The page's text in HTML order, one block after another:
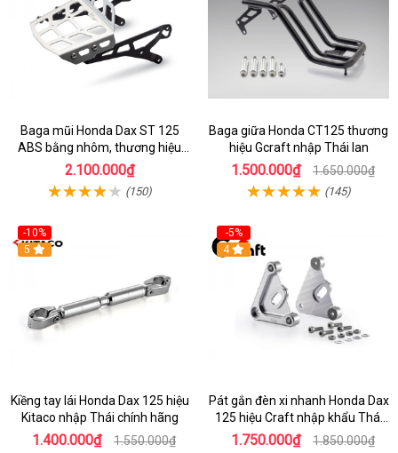
Baga mũi Honda Dax ST 125
ABS bằng nhôm, thương hiệu
Gcraft chính hãng
2.100.000₫
(150)
Baga giữa Honda CT125 thương
hiệu Gcraft nhập Thái lan
1.500.000₫ 1.650.000₫
(145)
-10%
5
Kiềng tay lái Honda Dax 125 hiệu
Kitaco nhập Thái chính hãng
1.400.000₫ 1.550.000₫
-5%
4
Pát gắn đèn xi nhanh Honda Dax
125 hiệu Craft nhập khẩu Thái
Lan
1.750.000₫ 1.850.000₫